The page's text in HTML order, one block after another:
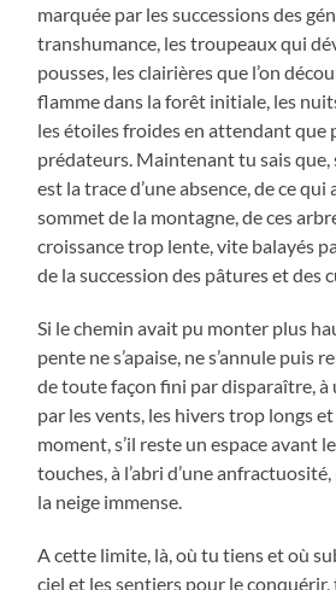
marquée par les successions des
transhumance, les troupeaux qui
pousses, les clairières que l’on
flamme dans la forêt initiale, les
les étoiles froides en attendant que
prédateurs. Maintenant tu sais
est la trace d’une absence, de ce qui
sommet de la montagne, de ces
croissance trop lente, vite balayés
de la succession des pâtures et des
Si le chemin avait pu monter plus
pente ne s’apaise, ne s’annule puis
de toute façon fini par disparaître, à
par les vents, les hivers trop longs et
moment, s’il reste un espace avant
touches, à l’abri d’une
la neige immense.
A cette limite, là, où tu tiens et où
ciel et les sentiers pour le